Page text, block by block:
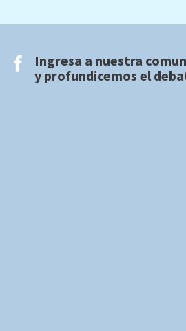
Ingresa a nuestra
y profundicemos el